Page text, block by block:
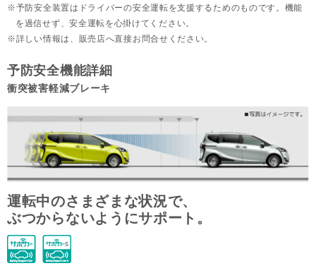
予防安全装置はドライバーの安全運転を支援するためのものです。機能
を過信せず、安全運転を心掛けてください。
詳しい情報は、販売店へ直接お問合せください。
予防安全機能詳細
衝突被害軽減ブレーキ
運転中のさまざまな状況で、
ぶつからないようにサポート。